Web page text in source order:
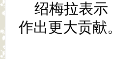
绍梅拉表示
作出更大贡献。